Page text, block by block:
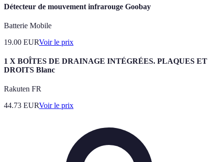
Détecteur de mouvement infrarouge Goobay
Batterie Mobile
19.00 EURVoir le prix
1 X BOÎTES DE DRAINAGE INTÉGRÉES. PLAQUES ET
DROITS Blanc
Rakuten FR
44.73 EURVoir le prix